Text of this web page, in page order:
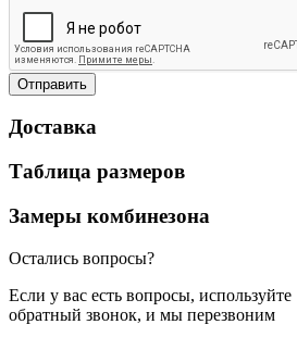
Отправить
Доставка
Таблица размеров
Замеры комбинезона
Остались вопросы?
Если у вас есть вопросы, используйте
обратный звонок, и мы перезвоним